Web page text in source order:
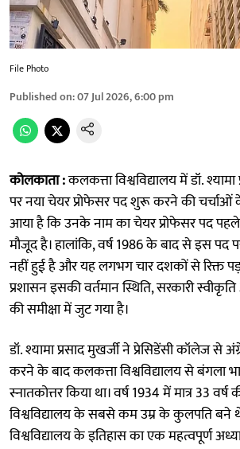
File Photo
Published on:07 Jul 2026, 6:00 pm
कोलकाता :कलकत्ता विश्वविद्यालय में डॉ.
पर नया चेयर प्रोफेसर पद शुरू करने की
आया है कि उनके नाम का चेयर प्रोफेसर पद पहले
मौजूद है। हालांकि, वर्ष 1986 के बाद से इस पद
नहीं हुई है और यह लगभग चार दशकों से रिक्त
प्रशासन इसकी वर्तमान स्थिति, सरकारी
की समीक्षा में जुट गया है।
डॉ. श्यामा प्रसाद मुखर्जी ने प्रेसिडेंसी कॉलेज से
करने के बाद कलकत्ता विश्वविद्यालय से बंगला
स्नातकोत्तर किया था। वर्ष 1934 में मात्र 33
विश्वविद्यालय के सबसे कम उम्र के कुलपति बने
विश्वविद्यालय के इतिहास का एक महत्वपूर्ण